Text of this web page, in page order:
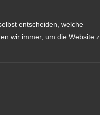
und 2000er Jahre. Im
SchwiegervaterArthurin
voller
Darstellern sowie einige
entscheiden, welche
wir immer, um die Website